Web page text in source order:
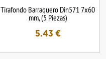
Tirafondo Barraquero Din571 7x60
mm, (5 Piezas)
5.43 €